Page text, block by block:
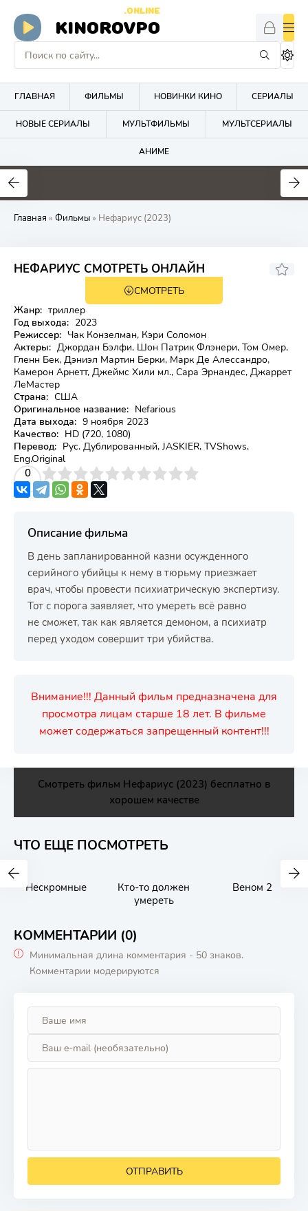
KINOROVPO
.ONLINE
ГЛАВНАЯ ФИЛЬМЫ НОВИНКИ КИНО СЕРИАЛЫ
НОВЫЕ СЕРИАЛЫ МУЛЬТФИЛЬМЫ МУЛЬТСЕРИАЛЫ
АНИМЕ
Главная » Фильмы» Нефариус (2023)
НЕФАРИУС СМОТРЕТЬ ОНЛАЙН
6.3 6.4
СМОТРЕТЬ
Жанр: триллер
Год выхода: 2023
Режиссер: Чак Конзелман, Кэри Соломон
Актеры: Джордан Бэлфи, Шон Патрик Флэнери, Том Омер,
Гленн Бек, Дэниэл Мартин Берки, Марк Де Алессандро,
Камерон Арнетт, Джеймс Хили мл., Сара Эрнандес, Джаррет
ЛеМастер
Страна: США
Оригинальное название: Nefarious
Дата выхода: 9 ноября 2023
Качество: HD (720, 1080)
Перевод: Рус. Дублированный, JASKIER, TVShows,
Eng.Original
0
4 5 6 7 8 9 10
Описание фильма
В день запланированной казни осужденного
серийного убийцы к нему в тюрьму приезжает
врач, чтобы провести психиатрическую экспертизу.
Тот с порога заявляет, что умереть всё равно
не сможет, так как является демоном, а психиатр
перед уходом совершит три убийства.
Внимание!!! Данный фильм предназначена для
просмотра лицам старше 18 лет. В фильме
может содержаться запрещенный контент!!!
Смотреть фильм Нефариус (2023) бесплатно в
хорошем качестве
ЧТО ЕЩЕ ПОСМОТРЕТЬ
Нескромные
Кто-то должен
умереть
Веном 2
КОММЕНТАРИИ (0)
Минимальная длина комментария - 50 знаков.
Комментарии модерируются
ОТПРАВИТЬ